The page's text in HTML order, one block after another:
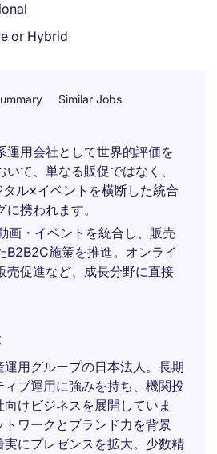
or Hybrid
Similar Jobs
運用会社として世界的評価を
いて、単なる販促ではなく、
ル×イベントを横断した統合
携われます。
画・イベントを統合し、販売
B2B2C施策を推進。オンライ
売促進など、成長分野に直接
用グループの日本法人。長期
ブ運用に強みを持ち、機関投
けビジネスを展開していま
ワークとブランド力を背景
実にプレゼンスを拡大。少数精